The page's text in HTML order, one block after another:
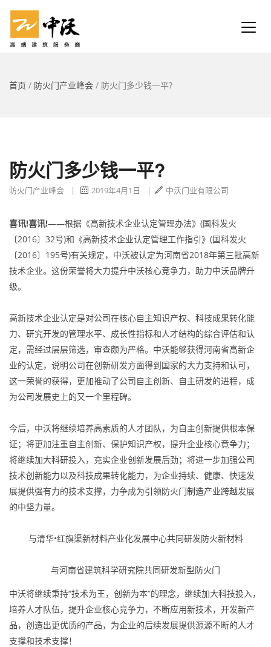
首页 / 防火门产业峰会 / 防火门多少钱一平?
防火门多少钱一平?
防火门产业峰会 | 2019年4月1日 | 中沃门业有限公司
喜讯!喜讯!——根据《高新技术企业认定管理办法》(国科发火
〔2016〕32号)和《高新技术企业认定管理工作指引》(国科发火
〔2016〕195号)有关规定，中沃被认定为河南省2018年第三批高新
技术企业。这份荣誉将大力提升中沃核心竞争力，助力中沃品牌升
级。
高新技术企业认定是对公司在核心自主知识产权、科技成果转化能
力、研究开发的管理水平、成长性指标和人才结构的综合评估和认
定，需经过层层筛选，审查颇为严格。中沃能够获得河南省高新企
业的认定，说明公司在创新研发方面得到国家的大力支持和认可，
这一荣誉的获得，更加推动了公司自主创新、自主研发的进程，成
为公司发展史上的又一个里程碑。
今后，中沃将继续培养高素质的人才团队，为自主创新提供根本保
证；将更加注重自主创新、保护知识产权，提升企业核心竟争力；
将继续加大科研投入，充实企业创新发展后劲；将进一步加强公司
技术创新能力以及科技成果转化能力，为企业持续、健康、快速发
展提供强有力的技术支撑，力争成为引领防火门制造产业跨越发展
的中坚力量。
与清华•红旗渠新材料产业化发展中心共同研发防火新材料
与河南省建筑科学研究院共同研发新型防火门
中沃将继续秉持“技术为王，创新为本”的理念，继续加大科技投入，
培养人才队伍，提升企业核心竞争力，不断应用新技术，开发新产
品，创造出更优质的产品，为企业的后续发展提供源源不断的人才
支撑和技术支撑！